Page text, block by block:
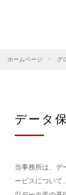
ホームページ > グ
データ
当事務所は、デ
ービスについて